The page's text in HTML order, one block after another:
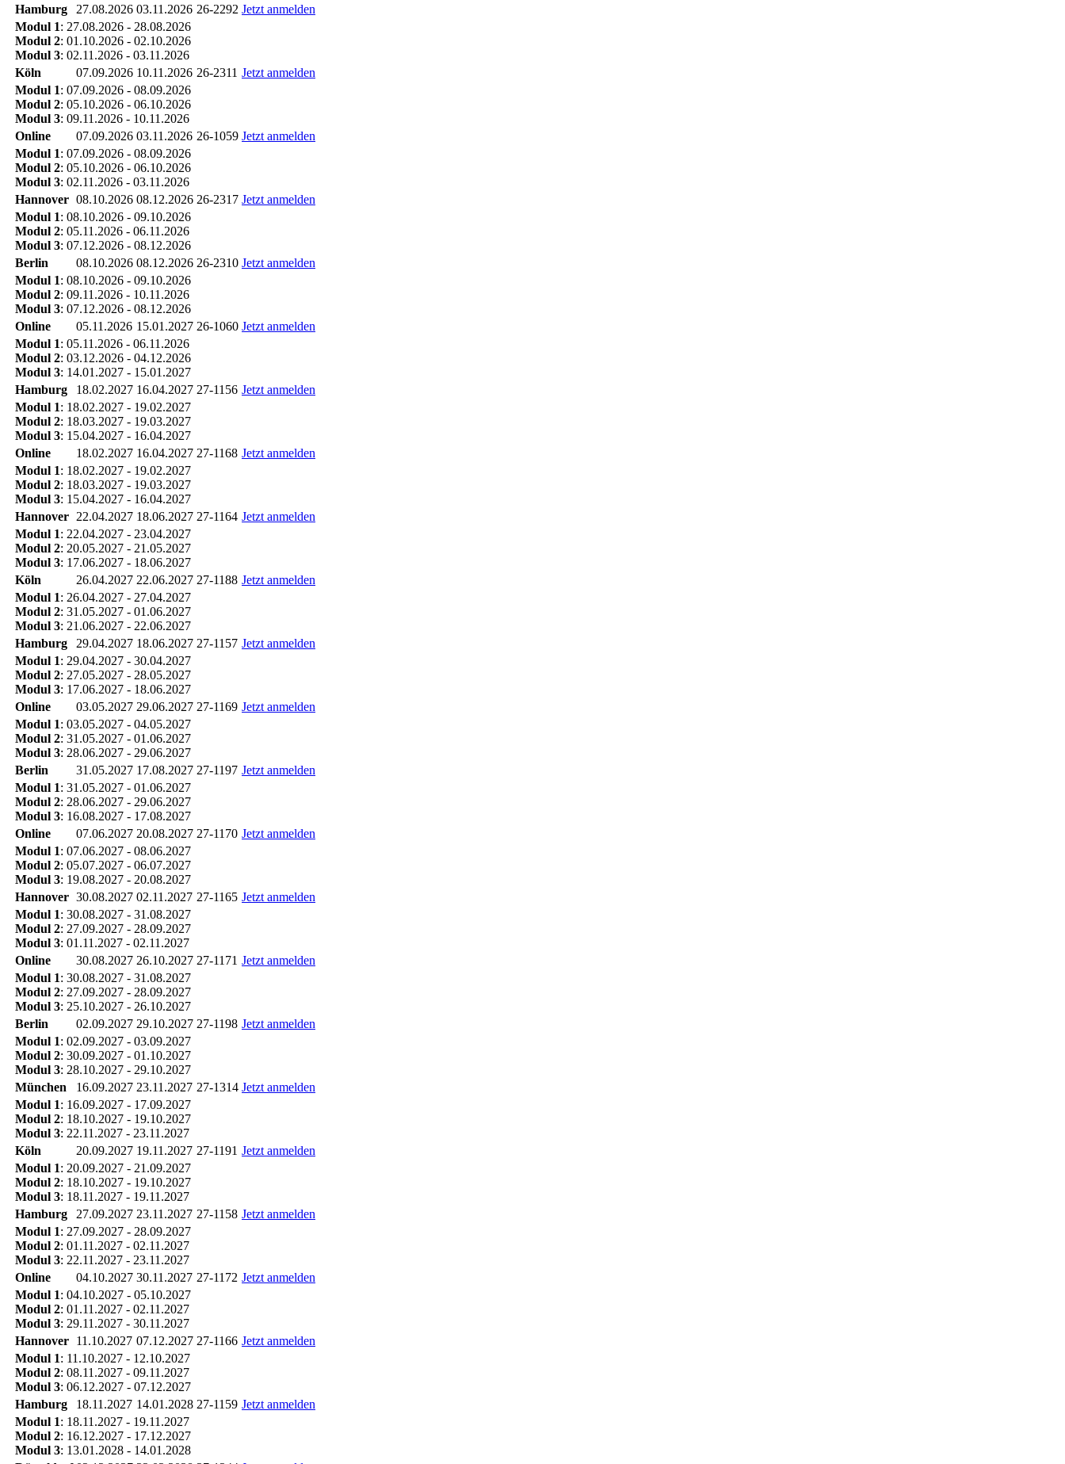
Hamburg
27.08.2026 03.11.2026 26-2292 Jetzt anmelden
Modul 1: 27.08.2026 - 28.08.2026
Modul 2: 01.10.2026 - 02.10.2026
Modul 3: 02.11.2026 - 03.11.2026
Köln
07.09.2026 10.11.2026 26-2311 Jetzt anmelden
Modul 1: 07.09.2026 - 08.09.2026
Modul 2: 05.10.2026 - 06.10.2026
Modul 3: 09.11.2026 - 10.11.2026
Online
07.09.2026 03.11.2026 26-1059 Jetzt anmelden
Modul 1: 07.09.2026 - 08.09.2026
Modul 2: 05.10.2026 - 06.10.2026
Modul 3: 02.11.2026 - 03.11.2026
Hannover 08.10.2026 08.12.2026 26-2317 Jetzt anmelden
Modul 1: 08.10.2026 - 09.10.2026
Modul 2: 05.11.2026 - 06.11.2026
Modul 3: 07.12.2026 - 08.12.2026
Berlin
08.10.2026 08.12.2026 26-2310 Jetzt anmelden
Modul 1: 08.10.2026 - 09.10.2026
Modul 2: 09.11.2026 - 10.11.2026
Modul 3: 07.12.2026 - 08.12.2026
Online
05.11.2026 15.01.2027 26-1060 Jetzt anmelden
Modul 1: 05.11.2026 - 06.11.2026
Modul 2: 03.12.2026 - 04.12.2026
Modul 3: 14.01.2027 - 15.01.2027
Hamburg
18.02.2027 16.04.2027 27-1156 Jetzt anmelden
Modul 1: 18.02.2027 - 19.02.2027
Modul 2: 18.03.2027 - 19.03.2027
Modul 3: 15.04.2027 - 16.04.2027
Online
18.02.2027 16.04.2027 27-1168 Jetzt anmelden
Modul 1: 18.02.2027 - 19.02.2027
Modul 2: 18.03.2027 - 19.03.2027
Modul 3: 15.04.2027 - 16.04.2027
Hannover 22.04.2027 18.06.2027 27-1164 Jetzt anmelden
Modul 1: 22.04.2027 - 23.04.2027
Modul 2: 20.05.2027 - 21.05.2027
Modul 3: 17.06.2027 - 18.06.2027
Köln
26.04.2027 22.06.2027 27-1188 Jetzt anmelden
Modul 1: 26.04.2027 - 27.04.2027
Modul 2: 31.05.2027 - 01.06.2027
Modul 3: 21.06.2027 - 22.06.2027
Hamburg
29.04.2027 18.06.2027 27-1157 Jetzt anmelden
Modul 1: 29.04.2027 - 30.04.2027
Modul 2: 27.05.2027 - 28.05.2027
Modul 3: 17.06.2027 - 18.06.2027
Online
03.05.2027 29.06.2027 27-1169 Jetzt anmelden
Modul 1: 03.05.2027 - 04.05.2027
Modul 2: 31.05.2027 - 01.06.2027
Modul 3: 28.06.2027 - 29.06.2027
Berlin
31.05.2027 17.08.2027 27-1197 Jetzt anmelden
Modul 1: 31.05.2027 - 01.06.2027
Modul 2: 28.06.2027 - 29.06.2027
Modul 3: 16.08.2027 - 17.08.2027
Online
07.06.2027 20.08.2027 27-1170 Jetzt anmelden
Modul 1: 07.06.2027 - 08.06.2027
Modul 2: 05.07.2027 - 06.07.2027
Modul 3: 19.08.2027 - 20.08.2027
Hannover 30.08.2027 02.11.2027 27-1165 Jetzt anmelden
Modul 1: 30.08.2027 - 31.08.2027
Modul 2: 27.09.2027 - 28.09.2027
Modul 3: 01.11.2027 - 02.11.2027
Online
30.08.2027 26.10.2027 27-1171 Jetzt anmelden
Modul 1: 30.08.2027 - 31.08.2027
Modul 2: 27.09.2027 - 28.09.2027
Modul 3: 25.10.2027 - 26.10.2027
Berlin
02.09.2027 29.10.2027 27-1198 Jetzt anmelden
Modul 1: 02.09.2027 - 03.09.2027
Modul 2: 30.09.2027 - 01.10.2027
Modul 3: 28.10.2027 - 29.10.2027
München
16.09.2027 23.11.2027 27-1314 Jetzt anmelden
Modul 1: 16.09.2027 - 17.09.2027
Modul 2: 18.10.2027 - 19.10.2027
Modul 3: 22.11.2027 - 23.11.2027
Köln
20.09.2027 19.11.2027 27-1191 Jetzt anmelden
Modul 1: 20.09.2027 - 21.09.2027
Modul 2: 18.10.2027 - 19.10.2027
Modul 3: 18.11.2027 - 19.11.2027
Hamburg
27.09.2027 23.11.2027 27-1158 Jetzt anmelden
Modul 1: 27.09.2027 - 28.09.2027
Modul 2: 01.11.2027 - 02.11.2027
Modul 3: 22.11.2027 - 23.11.2027
Online
04.10.2027 30.11.2027 27-1172 Jetzt anmelden
Modul 1: 04.10.2027 - 05.10.2027
Modul 2: 01.11.2027 - 02.11.2027
Modul 3: 29.11.2027 - 30.11.2027
Hannover 11.10.2027 07.12.2027 27-1166 Jetzt anmelden
Modul 1: 11.10.2027 - 12.10.2027
Modul 2: 08.11.2027 - 09.11.2027
Modul 3: 06.12.2027 - 07.12.2027
Hamburg
18.11.2027 14.01.2028 27-1159 Jetzt anmelden
Modul 1: 18.11.2027 - 19.11.2027
Modul 2: 16.12.2027 - 17.12.2027
Modul 3: 13.01.2028 - 14.01.2028